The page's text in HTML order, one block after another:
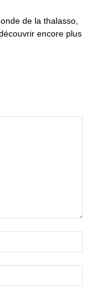
de la thalasso,
encore plus